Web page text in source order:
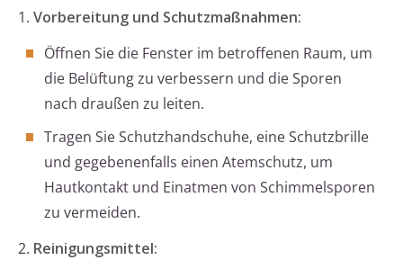
1. Vorbereitung und Schutzmaßnahmen:
Öffnen Sie die Fenster im betroffenen Raum, um
die Belüftung zu verbessern und die Sporen
nach draußen zu leiten.
Tragen Sie Schutzhandschuhe, eine Schutzbrille
und gegebenenfalls einen Atemschutz, um
Hautkontakt und Einatmen von Schimmelsporen
zu vermeiden.
2. Reinigungsmittel: